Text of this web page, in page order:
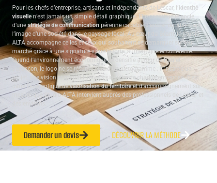
Pour les chefs d’entreprise, artisans et indépendants de Lescar, l’identité
visuellen’est jamais un simple détail graphique. Elle constitue le socle
d’unestratégie de communication pérenne capable d’ancrer durablement
l’image d’une société dans le paysage local. Au cœur du Béarn, le Studio
ALTA accompagne celles et ceux qui souhaitent se démarquer sur leur
marché grâce à une signature visuelle forte, authentique et cohérente.
Quand l’environnement économique se densifie autour de Pau et
Jurançon, le logo ne se résume plus à un pictogramme : il incarne un
projet, une vision et traduit l’univers singulier de chaque entreprise. C’est
dans cette optique devalorisation du territoireet d’accompagnement sur-
mesure que Studio ALTA intervient auprès des professionnels de Lescar et
des environs.
Demander un devis DÉCOUVRIR LA MÉTHODE